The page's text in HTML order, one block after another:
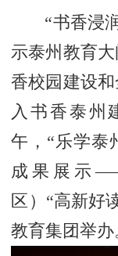
“书香浸
示泰州教育
香校园建设
入书香泰州
午，“乐学泰
成果展示
区）“高新好
教育集团举办